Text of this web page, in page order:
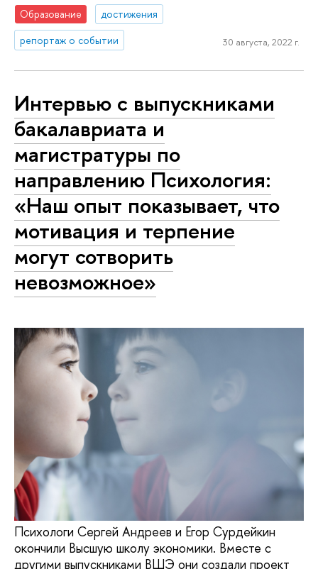
Образование
достижения
репортаж о событии
30 августа, 2022 г.
Интервью с выпускниками
бакалавриата и
магистратуры по
направлению Психология:
«Наш опыт показывает, что
мотивация и терпение
могут сотворить
невозможное»
Психологи Сергей Андреев и Егор Сурдейкин
окончили Высшую школу экономики. Вместе с
другими выпускниками ВШЭ они создали проект